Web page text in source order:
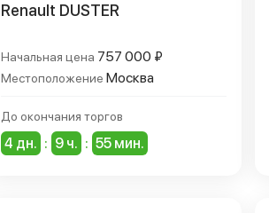
Renault DUSTER
Начальная цена 757 000 ₽
Местоположение Москва
До окончания торгов
4 дн. : 9 ч. : 55 мин.